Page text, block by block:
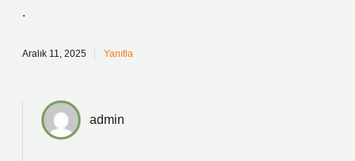
.
Aralık 11, 2025 Yanıtla
admin